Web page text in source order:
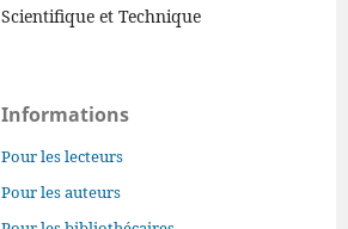
Scientifique et Technique
Informations
Pour les lecteurs
Pour les auteurs